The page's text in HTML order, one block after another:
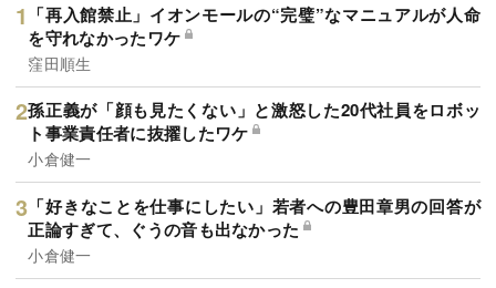
「再入館禁止」イオンモールの“完璧”なマニュアルが人命
を守れなかったワケ
窪田順生
孫正義が「顔も見たくない」と激怒した20代社員をロボッ
ト事業責任者に抜擢したワケ
小倉健一
「好きなことを仕事にしたい」若者への豊田章男の回答が
正論すぎて、ぐうの音も出なかった
小倉健一